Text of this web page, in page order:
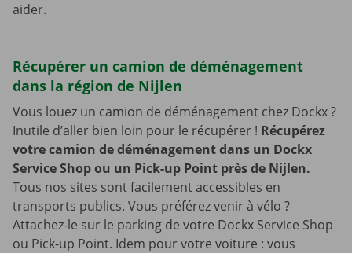
aider.
Récupérer un camion de déménagement
dans la région de Nijlen
Vous louez un camion de déménagement chez Dockx ?
Inutile d’aller bien loin pour le récupérer ! Récupérez
votre camion de déménagement dans un Dockx
Service Shop ou un Pick-up Point près de Nijlen.
Tous nos sites sont facilement accessibles en
transports publics. Vous préférez venir à vélo ?
Attachez-le sur le parking de votre Dockx Service Shop
ou Pick-up Point. Idem pour votre voiture : vous